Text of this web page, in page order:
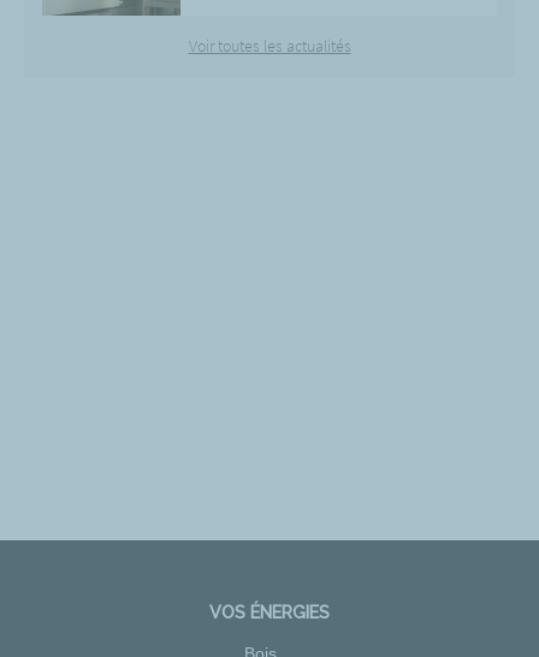
Voir toutes les actualités
VOS ÉNERGIES